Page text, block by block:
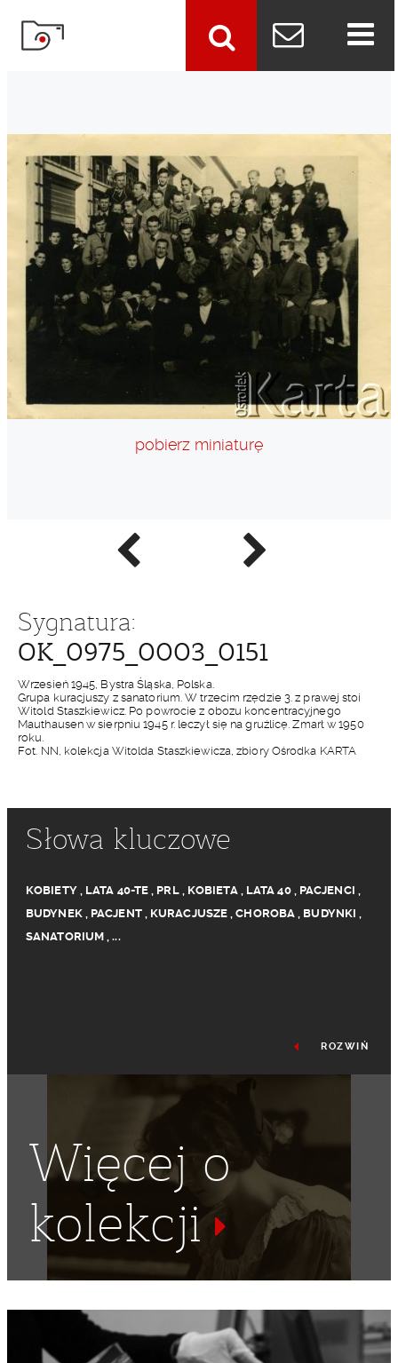
Poprzednie
zdjęcie
Następne
zdjęcie
pobierz miniaturę
Sygnatura:
OK_0975_0003_0151
Wrzesień 1945, Bystra Śląska, Polska.
Grupa kuracjuszy z sanatorium. W trzecim rzędzie 3. z prawej stoi
Witold Staszkiewicz. Po powrocie z obozu koncentracyjnego
Mauthausen w sierpniu 1945 r. leczył się na gruźlicę. Zmarł w 1950
roku.
Fot. NN, kolekcja Witolda Staszkiewicza, zbiory Ośrodka KARTA
Słowa kluczowe
KOBIETY, LATA 40-TE , PRL, KOBIETA, LATA 40, PACJENCI ,
BUDYNEK, PACJENT, KURACJUSZE ,CHOROBA , BUDYNKI ,
SANATORIUM ,...
POLSKA RZECZPOSPOLITA LUDOWA CHOROBY
KURACJUSZ
ROZWIŃ
Więcej o
kolekcji